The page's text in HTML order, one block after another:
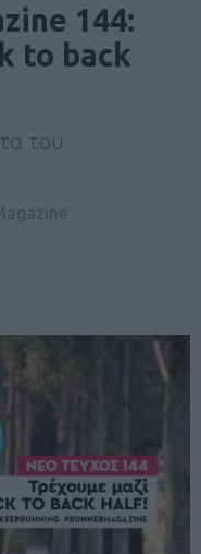
144:
to back
του